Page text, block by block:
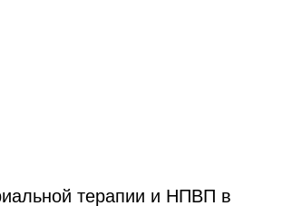
терапии и НПВП в